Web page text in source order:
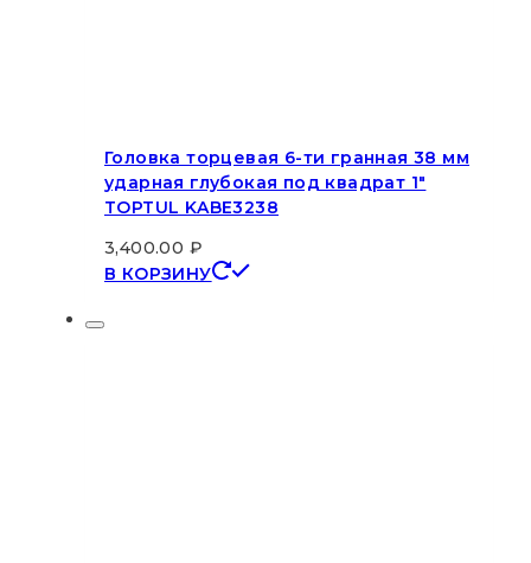
Головка торцевая 6-ти гранная 38 мм
ударная глубокая под квадрат 1″
TOPTUL KABE3238
3,400.00 ₽
В КОРЗИНУ